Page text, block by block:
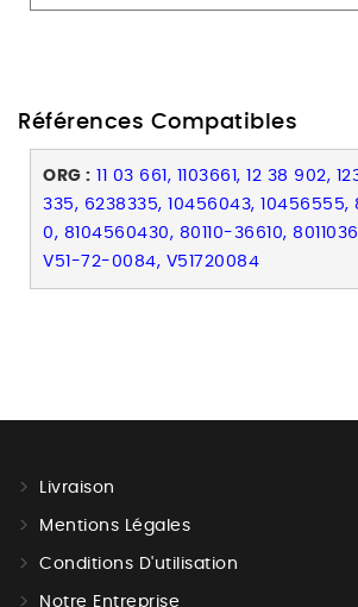
Références Compatibles
ORG :
11 03 661, 1103661, 12 38 902,
335, 6238335, 10456043,
0, 8104560430, 80110-36610,
V51-72-0084, V51720084
Livraison
Mentions Légales
Conditions D'utilisation
Notre Entreprise